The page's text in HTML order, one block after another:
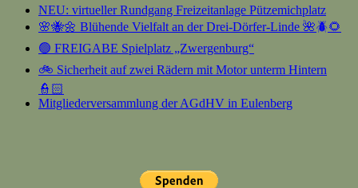
NEU: virtueller Rundgang Freizeitanlage Pützemichplatz
🌸🐝🌼 Blühende Vielfalt an der Drei-Dörfer-Linde 🌺🪲🌻
🟢 FREIGABE Spielplatz „Zwergenburg“
🚲 Sicherheit auf zwei Rädern mit Motor unterm Hintern
👮🏻
Mitgliederversammlung der AGdHV in Eulenberg